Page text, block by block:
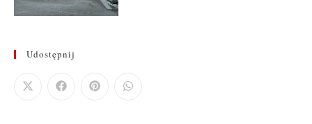
Udostępnij